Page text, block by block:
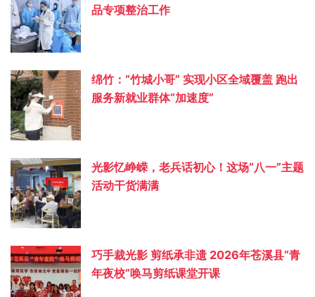
品专项整治工作
绵竹：“竹城小哥” 实现小区全域覆盖 跑出
服务新就业群体“加速度”
光影忆峥嵘，老兵话初心！这场“八一”主题
活动干货满满
巧手裁光影 剪纸承非遗 2026年苍溪县“青
年夜校”唤马剪纸课堂开课